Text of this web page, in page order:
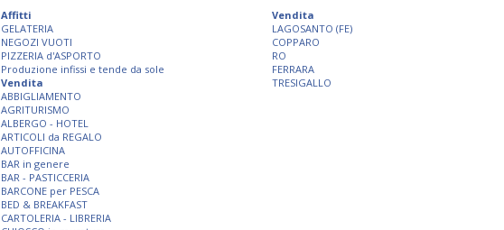
Affitti
GELATERIA
NEGOZI VUOTI
PIZZERIA d'ASPORTO
Produzione infissi e tende da sole
Vendita
ABBIGLIAMENTO
AGRITURISMO
ALBERGO - HOTEL
ARTICOLI da REGALO
AUTOFFICINA
BAR in genere
BAR - PASTICCERIA
BARCONE per PESCA
BED & BREAKFAST
CARTOLERIA - LIBRERIA
Vendita
LAGOSANTO (FE)
COPPARO
RO
FERRARA
TRESIGALLO